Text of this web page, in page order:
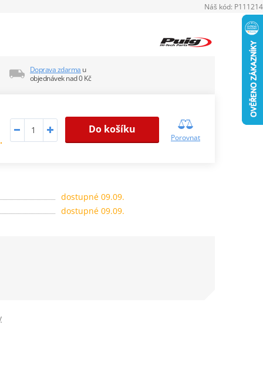
Doprava zdarma u
objednávek nad 0 Kč
Do košíku
Porovnat
dostupné 09.09.
dostupné 09.09.
Náš kód: P111214